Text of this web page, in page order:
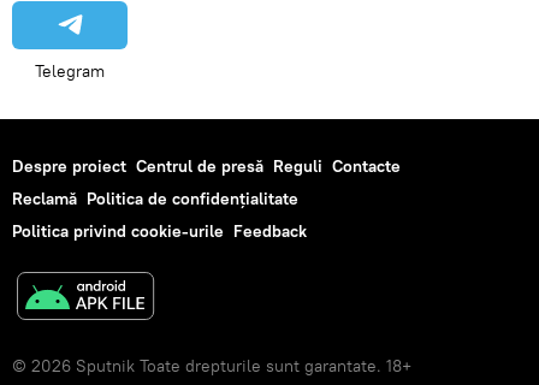
Telegram
Despre proiect Centrul de presă Reguli Contacte
Reclamă Politica de confidențialitate
Politica privind cookie-urile Feedback
© 2026 Sputnik Toate drepturile sunt garantate. 18+